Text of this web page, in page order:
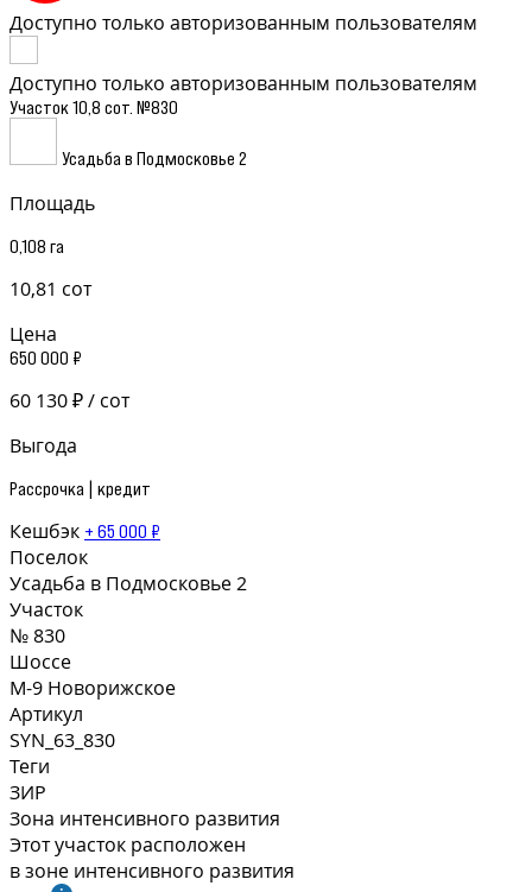
Доступно только авторизованным пользователям
Доступно только авторизованным пользователям
Участок 10,8 сот. №830
Усадьба в Подмосковье 2
Площадь
0,108 га
10,81 сот
Цена
650 000 ₽
60 130 ₽ / сот
Выгода
Рассрочка | кредит
Кешбэк + 65 000 ₽
Поселок
Усадьба в Подмосковье 2
Участок
№ 830
Шоссе
М-9 Новорижское
Артикул
SYN_63_830
Теги
ЗИР
Зона интенсивного развития
Этот участок расположен
в зоне интенсивного развития